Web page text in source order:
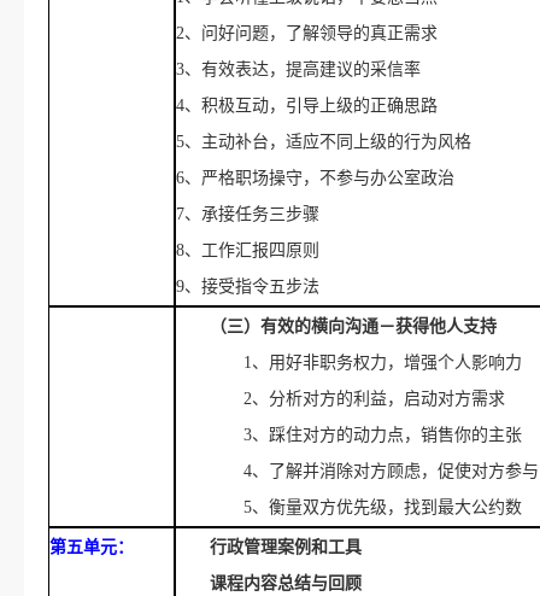
2、 问好问题，了解领导的真正需求
3、有效表达，提高建议的采信率
4、积极互动，引导上级的正确思路
5、主动补台，适应不同上级的行为风格
6、严格职场操守，不参与办公室政治
7、承接任务三步骤
8、工作汇报四原则
9、接受指令五步法
（三）有效的横向沟通－获得他人支持
1、用好非职务权力，增强个人影响力
2、分析对方的利益，启动对方需求
3、踩住对方的动力点，销售你的主张
4、了解并消除对方顾虑，促使对方参与
5、衡量双方优先级，找到最大公约数
第五单元：
行政管理案例和工具
课程内容总结与回顾